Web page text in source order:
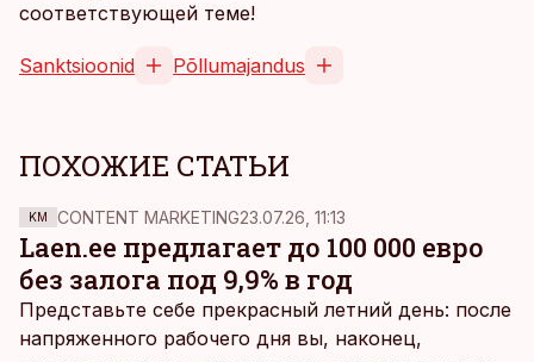
соответствующей теме!
Sanktsioonid Põllumajandus
ПОХОЖИЕ СТАТЬИ
KM CONTENT MARKETING23.07.26, 11:13
Laen.ee предлагает до 100 000 евро
без залога под 9,9% в год
Представьте себе прекрасный летний день: после
напряженного рабочего дня вы, наконец,